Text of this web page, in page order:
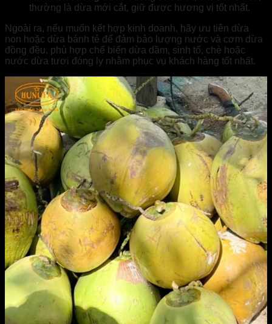
thường là dừa mới cắt, giữ được hương vị tốt nhất.
Ngoài ra, nếu muốn kết hợp kinh doanh, hãy ưu tiên dừa
non hoặc dừa bánh tẻ để đảm bảo lượng nước và cơm dừa
đồng đều, phù hợp chế biến dừa dầm, sinh tố, chè hoặc
nước dừa tươi đóng ly nhằm phục vụ khách hàng tốt nhất.